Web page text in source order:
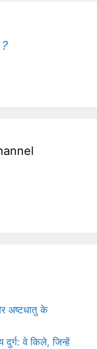
अष्टधातु के
दुर्ग: वे किले, जिन्हें